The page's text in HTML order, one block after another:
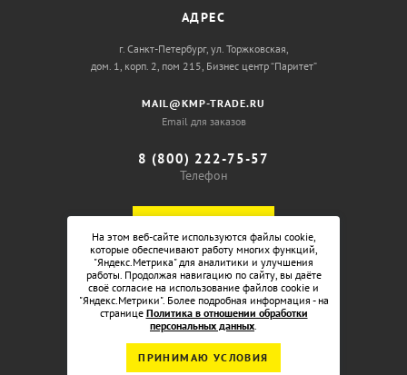
АДРЕС
г. Санкт-Петербург, ул. Торжковская,
дом. 1, корп. 2, пом 215, Бизнес центр “Паритет”
MAIL@KMP-TRADE.RU
Email для заказов
8 (800) 222-75-57
Телефон
На этом веб-сайте используются файлы cookie,
которые обеспечивают работу многих функций,
"Яндекс.Метрика" для аналитики и улучшения
работы. Продолжая навигацию по сайту, вы даёте
своё согласие на использование файлов cookie и
"Яндекс.Метрики". Более подробная информация - на
странице Политика в отношении обработки
персональных данных.
ПРИНИМАЮ УСЛОВИЯ